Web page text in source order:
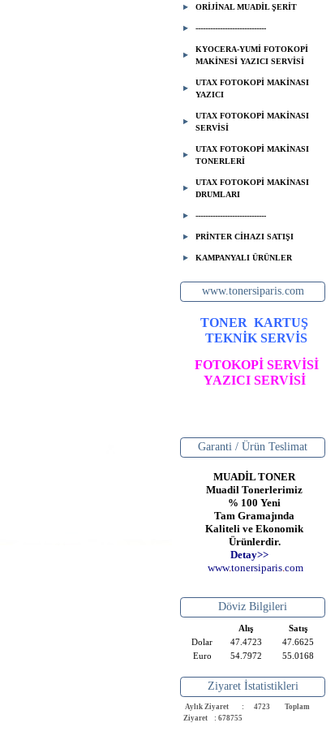
ORİJİNAL MUADİL ŞERİT
-----------------------------
KYOCERA-YUMİ FOTOKOPİ
MAKİNESİ YAZICI SERVİSİ
UTAX FOTOKOPİ MAKİNASI
YAZICI
UTAX FOTOKOPİ MAKİNASI
SERVİSİ
UTAX FOTOKOPİ MAKİNASI
TONERLERİ
UTAX FOTOKOPİ MAKİNASI
DRUMLARI
-----------------------------
PRİNTER CİHAZI SATIŞI
KAMPANYALI ÜRÜNLER
www.tonersiparis.com
TONER KARTUŞ
TEKNİK SERVİS
FOTOKOPİ SERVİSİ
YAZICI SERVİSİ
Garanti / Ürün Teslimat
MUADİL TONER
Muadil Tonerlerimiz
% 100 Yeni
Tam Gramajında
Kaliteli ve Ekonomik
Ürünlerdir.
Detay>>
www.tonersiparis.com
Döviz Bilgileri
Alış
Satış
Dolar
47.4723
47.6625
Euro
54.7972 55.0168
Ziyaret İstatistikleri
Aylık Ziyaret : 4723
Toplam
Ziyaret : 678755